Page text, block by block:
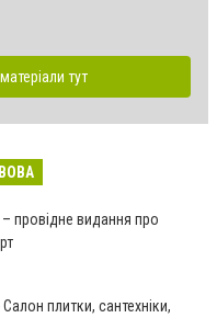
тут
провідне видання про
плитки, сантехніки,